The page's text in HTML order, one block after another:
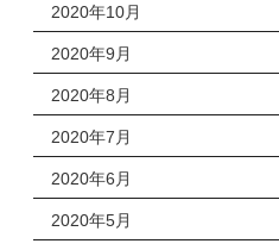
2020年10月
2020年9月
2020年8月
2020年7月
2020年6月
2020年5月